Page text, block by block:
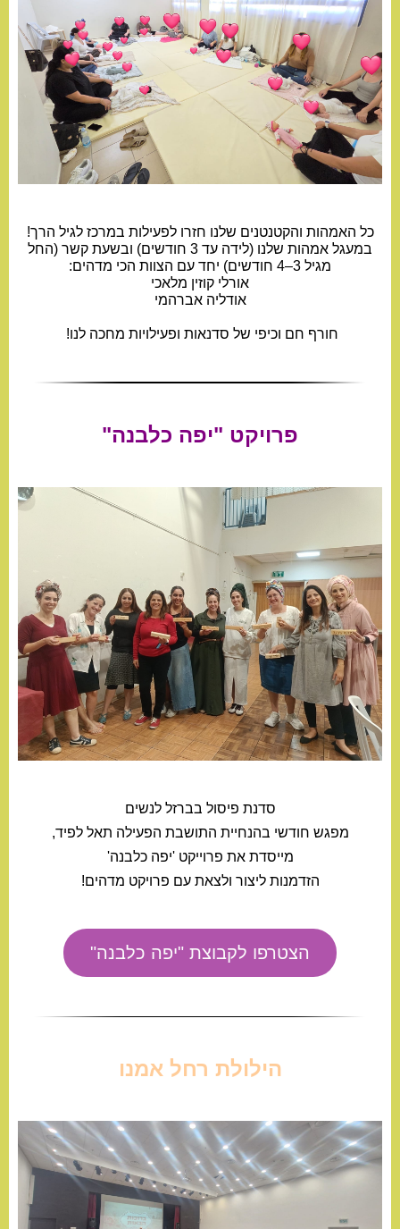
כל האמהות והקטנטנים שלנו חזרו לפעילות במרכז לגיל הרך!
במעגל אמהות שלנו (לידה עד 3 חודשים) ובשעת קשר (החל
מגיל 3–4 חודשים) יחד עם הצוות הכי מדהים:
אורלי קוזין מלאכי
אודליה אברהמי
חורף חם וכיפי של סדנאות ופעילויות מחכה לנו! ️
פרויקט "יפה כלבנה"
סדנת פיסול בברזל לנשים
מפגש חודשי בהנחיית התושבת הפעילה תאל לפיד,
מייסדת את פרוייקט 'יפה כלבנה'
הזדמנות ליצור ולצאת עם פרויקט מדהים!
הצטרפו לקבוצת "יפה כלבנה"
הילולת רחל אמנו